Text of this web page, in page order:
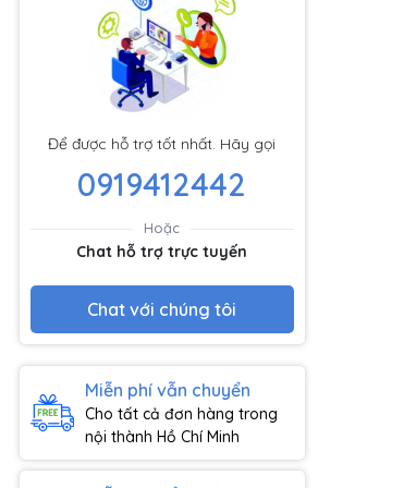
Để được hỗ trợ tốt nhất. Hãy gọi
0919412442
Hoặc
Chat hỗ trợ trực tuyến
Chat với chúng tôi
Miễn phí vẫn chuyển
Cho tất cả đơn hàng trong
nội thành Hồ Chí Minh